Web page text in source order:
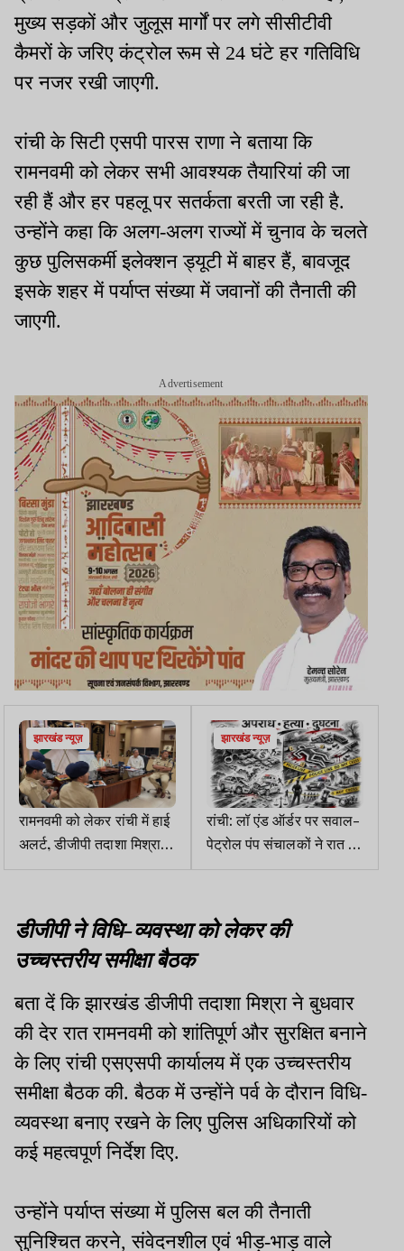
मुख्य सड़कों और जुलूस मार्गों पर लगे सीसीटीवी
कैमरों के जरिए कंट्रोल रूम से 24 घंटे हर गतिविधि
पर नजर रखी जाएगी.
रांची के सिटी एसपी पारस राणा ने बताया कि
रामनवमी को लेकर सभी आवश्यक तैयारियां की जा
रही हैं और हर पहलू पर सतर्कता बरती जा रही है.
उन्होंने कहा कि अलग-अलग राज्यों में चुनाव के चलते
कुछ पुलिसकर्मी इलेक्शन ड्यूटी में बाहर हैं, बावजूद
इसके शहर में पर्याप्त संख्या में जवानों की तैनाती की
जाएगी.
Advertisement
झारखंड न्यूज़
रामनवमी को लेकर रांची में हाई
अलर्ट, डीजीपी तदाशा मिश्रा ने
रांची की सुरक्षा तैयारियों की
झारखंड न्यूज़
रांची: लॉ एंड ऑर्डर पर सवाल-
पेट्रोल पंप संचालकों ने रात में
सेवा बंद करने की चेतावनी
डीजीपी ने विधि-व्यवस्था को लेकर की
उच्चस्तरीय समीक्षा बैठक
बता दें कि झारखंड डीजीपी तदाशा मिश्रा ने बुधवार
की देर रात रामनवमी को शांतिपूर्ण और सुरक्षित बनाने
के लिए रांची एसएसपी कार्यालय में एक उच्चस्तरीय
समीक्षा बैठक की. बैठक में उन्होंने पर्व के दौरान विधि-
व्यवस्था बनाए रखने के लिए पुलिस अधिकारियों को
कई महत्वपूर्ण निर्देश दिए.
उन्होंने पर्याप्त संख्या में पुलिस बल की तैनाती
सुनिश्चित करने, संवेदनशील एवं भीड़-भाड़ वाले